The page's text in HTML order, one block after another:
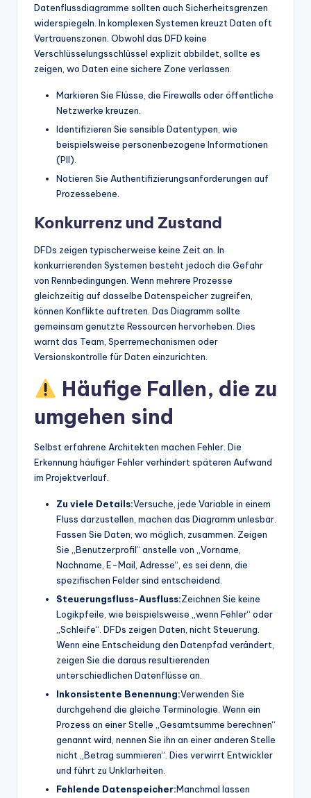
Datenflussdiagramme sollten auch Sicherheitsgrenzen
widerspiegeln. In komplexen Systemen kreuzt Daten oft
Vertrauenszonen. Obwohl das DFD keine
Verschlüsselungsschlüssel explizit abbildet, sollte es
zeigen, wo Daten eine sichere Zone verlassen.
Markieren Sie Flüsse, die Firewalls oder öffentliche
Netzwerke kreuzen.
Identifizieren Sie sensible Datentypen, wie
beispielsweise personenbezogene Informationen
(PII).
Notieren Sie Authentifizierungsanforderungen auf
Prozessebene.
Konkurrenz und Zustand
DFDs zeigen typischerweise keine Zeit an. In
konkurrierenden Systemen besteht jedoch die Gefahr
von Rennbedingungen. Wenn mehrere Prozesse
gleichzeitig auf dasselbe Datenspeicher zugreifen,
können Konflikte auftreten. Das Diagramm sollte
gemeinsam genutzte Ressourcen hervorheben. Dies
warnt das Team, Sperremechanismen oder
Versionskontrolle für Daten einzurichten.
Häufige Fallen, die zu
umgehen sind
Selbst erfahrene Architekten machen Fehler. Die
Erkennung häufiger Fehler verhindert späteren Aufwand
im Projektverlauf.
Zu viele Details:Versuche, jede Variable in einem
Fluss darzustellen, machen das Diagramm unlesbar.
Fassen Sie Daten, wo möglich, zusammen. Zeigen
Sie „Benutzerprofil“ anstelle von „Vorname,
Nachname, E-Mail, Adresse“, es sei denn, die
spezifischen Felder sind entscheidend.
Steuerungsfluss-Ausfluss:Zeichnen Sie keine
Logikpfeile, wie beispielsweise „wenn Fehler“ oder
„Schleife“. DFDs zeigen Daten, nicht Steuerung.
Wenn eine Entscheidung den Datenpfad verändert,
zeigen Sie die daraus resultierenden
unterschiedlichen Datenflüsse an.
Inkonsistente Benennung:Verwenden Sie
durchgehend die gleiche Terminologie. Wenn ein
Prozess an einer Stelle „Gesamtsumme berechnen“
genannt wird, nennen Sie ihn an einer anderen Stelle
nicht „Betrag summieren“. Dies verwirrt Entwickler
und führt zu Unklarheiten.
Fehlende Datenspeicher:Manchmal lassen